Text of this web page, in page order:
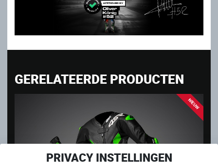
PRIVACY INSTELLINGEN
GERELATEERDE PRODUCTEN
NIEUW